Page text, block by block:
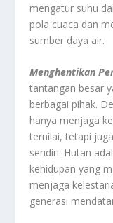
mengatur suhu
pola cuaca dan
sumber daya air.
Menghentikan
tantangan besar
berbagai pihak.
hanya menjaga
ternilai, tetapi
sendiri. Hutan
kehidupan yang
menjaga
generasi